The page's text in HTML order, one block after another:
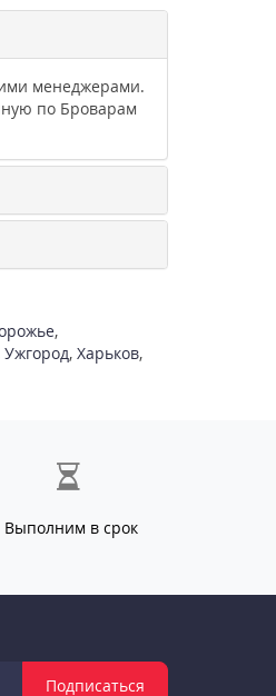
менеджерами.
по Броварам
,
Ужгород, Харьков,
Выполним в срок
Подписаться